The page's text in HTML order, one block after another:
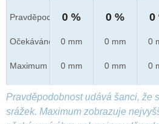
Pravděpod.
Očekáváno
Maximum
0 %
0 mm
0 mm
0 %
0 mm
0 mm
0
0
0
Pravděpodobnost udává šanci, že
srážek. Maximum zobrazuje